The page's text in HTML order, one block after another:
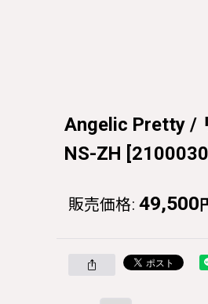
Angelic Pretty /
NS-ZH [
販売価格: 49,500